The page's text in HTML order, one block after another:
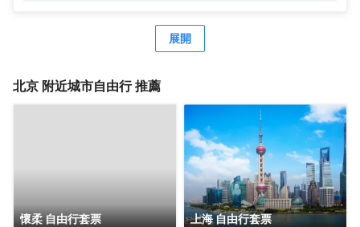
酒店內配套設施完善，爲差旅精英客們提供舒適便利的辦公
環境，讓社交具有更多可能性；TONG POWER運動生活館
展開
北京 附近城市自由行 推薦
懷柔 自由行套票 上海 自由行套票